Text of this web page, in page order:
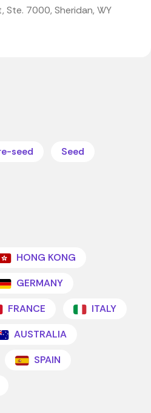
Ste. 7000, Sheridan, WY
seed Seed
HONG KONG
GERMANY
FRANCE
ITALY
AUSTRALIA
SPAIN